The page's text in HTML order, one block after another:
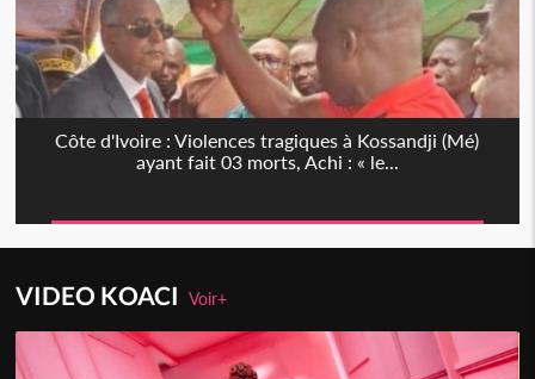
Côte d'Ivoire : Violences tragiques à Kossandji (Mé)
ayant fait 03 morts, Achi : « le...
VIDEO KOACIVoir+